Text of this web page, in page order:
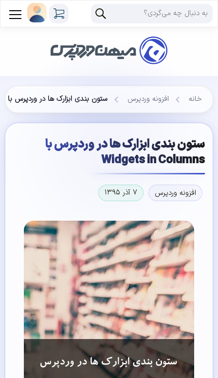
خانه افزونه وردپرس ستون بندی ابزارک ها در وردپرس با Widgets in Columns
ستون بندی ابزارک ها در وردپرس با
Widgets in Columns
افزونه وردپرس ۷ آذر ۱۳۹۵